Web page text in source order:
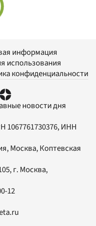
информация
использования
конфиденциальности
новости дня
1067761730376, ИНН
Москва, Коптевская
, г. Москва,
12